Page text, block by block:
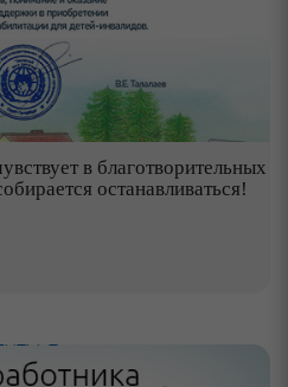
в благотворительных
останавливаться!